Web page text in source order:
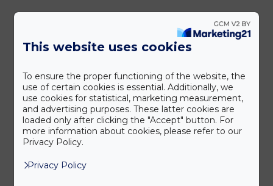
Gyártóink
This website uses cookies
To ensure the proper functioning of the website, the
use of certain cookies is essential. Additionally, we
use cookies for statistical, marketing measurement,
and advertising purposes. These latter cookies are
loaded only after clicking the "Accept" button. For
more information about cookies, please refer to our
Privacy Policy.
Privacy Policy